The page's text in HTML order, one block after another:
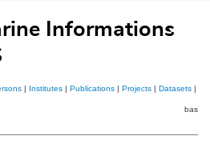
Informations
| Institutes | Publications | Projects | Datasets |